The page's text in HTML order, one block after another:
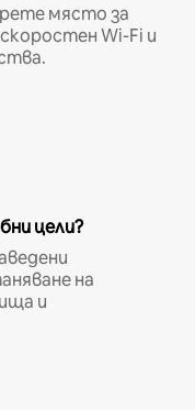
място за
Wi-Fi и
цели?
на
и